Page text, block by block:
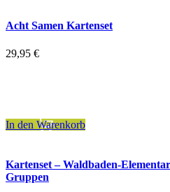
Acht Samen Kartenset
29,95 €
In den Warenkorb
Kartenset – Waldbaden-
Gruppen